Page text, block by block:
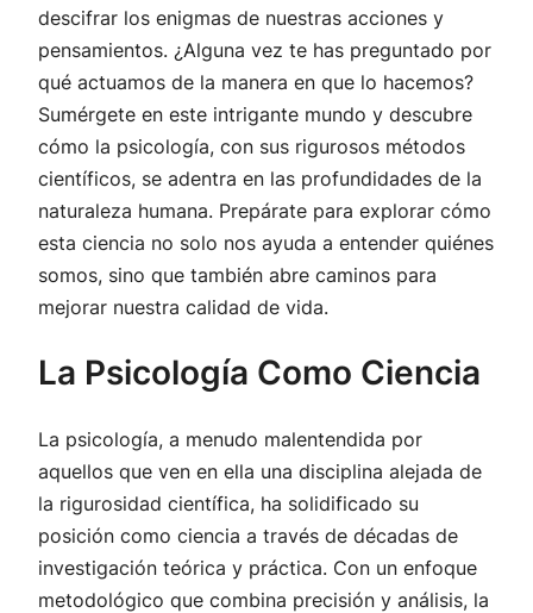
descifrar los enigmas de nuestras acciones y
pensamientos. ¿Alguna vez te has preguntado por
qué actuamos de la manera en que lo hacemos?
Sumérgete en este intrigante mundo y descubre
cómo la psicología, con sus rigurosos métodos
científicos, se adentra en las profundidades de la
naturaleza humana. Prepárate para explorar cómo
esta ciencia no solo nos ayuda a entender quiénes
somos, sino que también abre caminos para
mejorar nuestra calidad de vida.
La Psicología Como Ciencia
La psicología, a menudo malentendida por
aquellos que ven en ella una disciplina alejada de
la rigurosidad científica, ha solidificado su
posición como ciencia a través de décadas de
investigación teórica y práctica. Con un enfoque
metodológico que combina precisión y análisis, la